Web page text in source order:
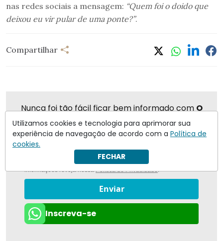
nas redes sociais a mensagem: “Quem foi o doido que
deixou eu vir pular de uma ponte?”.
Compartilhar
Nunca foi tão fácil ficar bem informado comO
Antagonista
Eu concordo em receber notificações | Para obter mais
informações reveja nossaPolítica de Privacidade.
Enviar
Inscreva-se
Utilizamos cookies e tecnologia para aprimorar sua
experiência de navegação de acordo com a Política de
cookies.
FECHAR